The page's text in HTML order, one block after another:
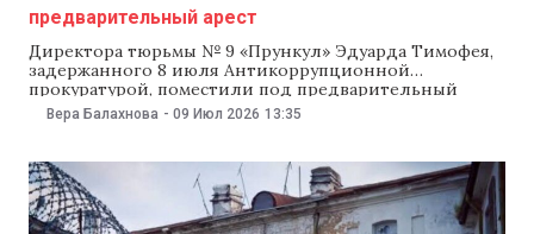
предварительный арест
Директора тюрьмы № 9 «Прункул» Эдуарда Тимофея,
задержанного 8 июля Антикоррупционной
прокуратурой, поместили под предварительный
арест на 30 суток. Суд поддержал запрос прокуроров,
распорядившись отправить подозреваемого в
по делу сообщил, что директору тюрьмы предъявили
обвинения в коррупции, насилии и домогательствах.
«Суд удовлетворяет запрос прокуроров —
подозреваемого поместить под
Вера Балахнова - 09 Июл 2026 13:35